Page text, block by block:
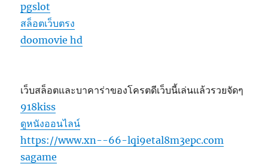
pgslot
สล็อตเว็บตรง
doomovie hd
เว็บสล็อตและบาคาร่าของโครตดีเว็บนี้เล่นแล้วรวยจัดๆ
918kiss
ดูหนังออนไลน์
https://www.xn--66-lqi9etal8m3epc.com
sagame